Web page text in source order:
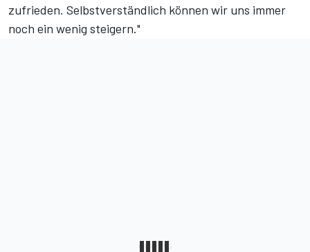
zufrieden. Selbstverständlich können wir uns immer
noch ein wenig steigern."